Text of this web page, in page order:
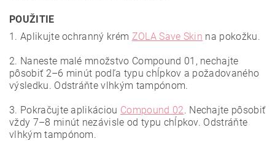
POUŽITIE
1. Aplikujte ochranný krém ZOLA Save Skin na pokožku.
2. Naneste malé množstvo Compound 01, nechajte
pôsobiť 2–6 minút podľa typu chĺpkov a požadovaného
výsledku. Odstráňte vlhkým tampónom.
3. Pokračujte aplikáciou Compound 02. Nechajte pôsobiť
vždy 7–8 minút nezávisle od typu chĺpkov. Odstráňte
vlhkým tampónom.